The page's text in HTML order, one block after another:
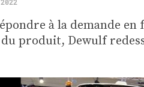
nous tiens …
à la demande en
produit, Dewulf